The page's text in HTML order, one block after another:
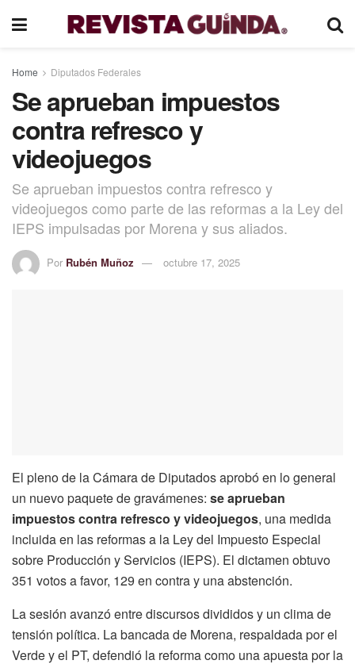
Home Diputados Federales
Se aprueban impuestos
contra refresco y
videojuegos
Se aprueban impuestos contra refresco y
videojuegos como parte de las reformas a la Ley del
IEPS impulsadas por Morena y sus aliados.
Por Rubén Muñoz octubre 17, 2025
El pleno de la Cámara de Diputados aprobó en lo general
un nuevo paquete de gravámenes: se aprueban
impuestos contra refresco y videojuegos, una medida
incluida en las reformas a la Ley del Impuesto Especial
sobre Producción y Servicios (IEPS). El dictamen obtuvo
351 votos a favor, 129 en contra y una abstención.
La sesión avanzó entre discursos divididos y un clima de
tensión política. La bancada de Morena, respaldada por el
Verde y el PT, defendió la reforma como una apuesta por la